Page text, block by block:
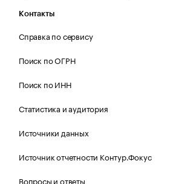
Контакты
Справка по сервису
Поиск по ОГРН
Поиск по ИНН
Статистика и аудитория
Источники данных
Источник отчетности Контур.Фокус
Вопросы и ответы